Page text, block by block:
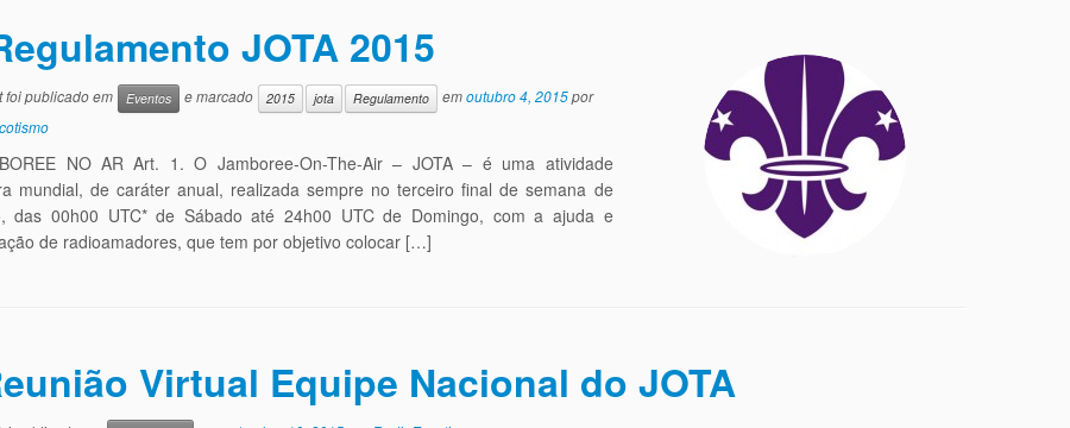
JOTA 2015
foi publicado em Eventos e marcado 2015 jota Regulamento emoutubro 4, 2015por
NO AR Art. 1. O Jamboree-On-The-Air – JOTA – é uma atividade
mundial, de caráter anual, realizada sempre no terceiro final de semana de
das 00h00 UTC* de Sábado até 24h00 UTC de Domingo, com a ajuda e
de radioamadores, que tem por objetivo colocar […]
Virtual Equipe Nacional do JOTA